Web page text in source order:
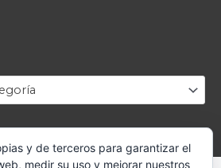
y de terceros para garantizar el
medir su uso y mejorar nuestros